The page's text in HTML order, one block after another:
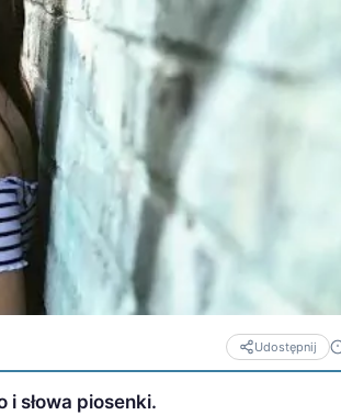
Udostępnij
słowa piosenki.